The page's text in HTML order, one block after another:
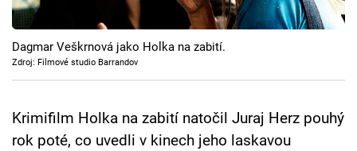
Cool Esport
Pořady
Sledujte prima+
Dagmar Veškrnová jako Holka na zabití.
Zdroj: Filmové studio Barrandov
Krimifilm Holka na zabití natočil Juraj Herz pouhý
rok poté, co uvedli v kinech jeho laskavou